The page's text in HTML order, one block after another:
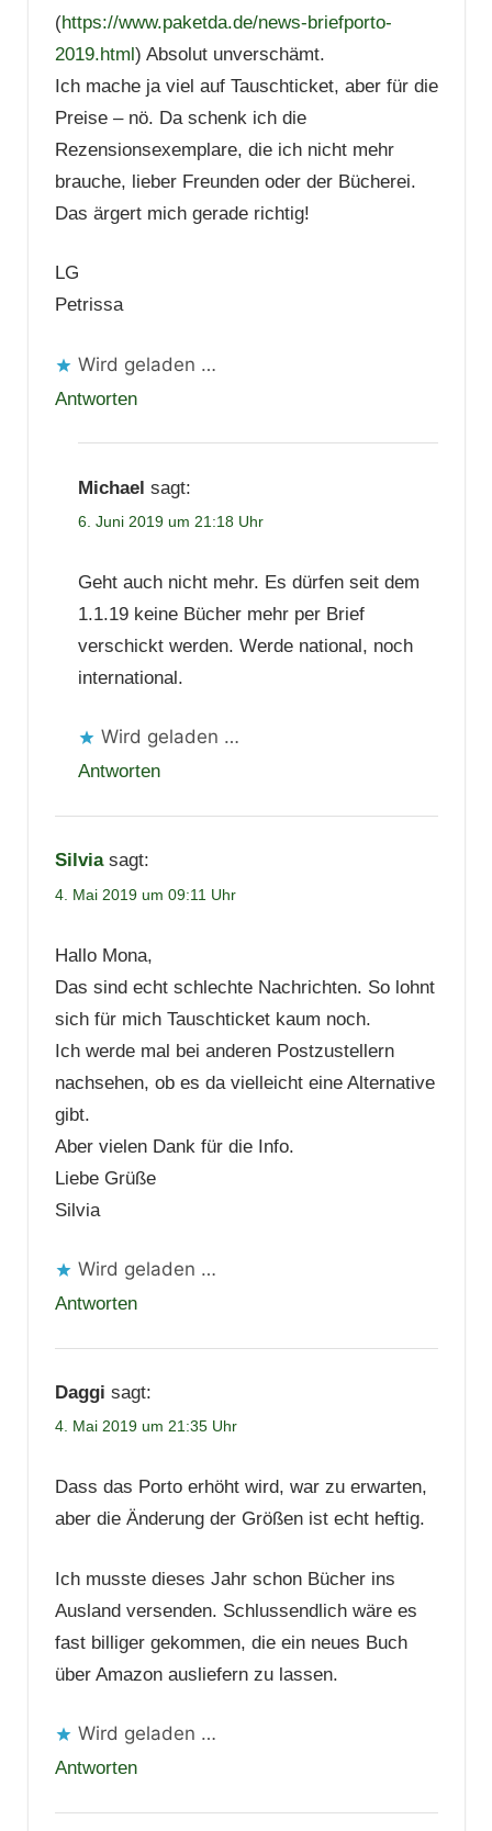
(https://www.paketda.de/news-briefporto-
2019.html) Absolut unverschämt.
Ich mache ja viel auf Tauschticket, aber für die
Preise – nö. Da schenk ich die
Rezensionsexemplare, die ich nicht mehr
brauche, lieber Freunden oder der Bücherei.
Das ärgert mich gerade richtig!
LG
Petrissa
Wird geladen …
Antworten
Michael sagt:
6. Juni 2019 um 21:18 Uhr
Geht auch nicht mehr. Es dürfen seit dem
1.1.19 keine Bücher mehr per Brief
verschickt werden. Werde national, noch
international.
Wird geladen …
Antworten
Silvia sagt:
4. Mai 2019 um 09:11 Uhr
Hallo Mona,
Das sind echt schlechte Nachrichten. So lohnt
sich für mich Tauschticket kaum noch.
Ich werde mal bei anderen Postzustellern
nachsehen, ob es da vielleicht eine Alternative
gibt.
Aber vielen Dank für die Info.
Liebe Grüße
Silvia
Wird geladen …
Antworten
Daggi sagt:
4. Mai 2019 um 21:35 Uhr
Dass das Porto erhöht wird, war zu erwarten,
aber die Änderung der Größen ist echt heftig.
Ich musste dieses Jahr schon Bücher ins
Ausland versenden. Schlussendlich wäre es
fast billiger gekommen, die ein neues Buch
über Amazon ausliefern zu lassen.
Wird geladen …
Antworten